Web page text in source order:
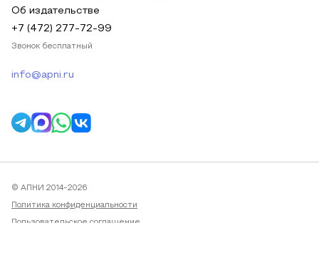
Об издательстве
+7 (472) 277-72-99
Звонок бесплатный
info@apni.ru
© АПНИ 2014-2026
Политика конфиденциальности
Пользовательское соглашение